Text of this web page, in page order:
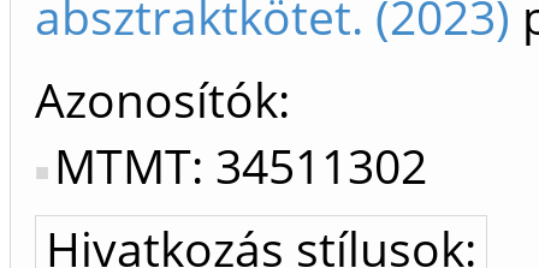
absztraktkötet. (2023)
Azonosítók
MTMT: 34511302
Hivatkozás stílusok: